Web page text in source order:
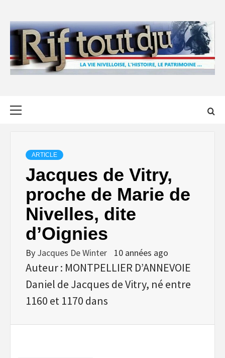
content
ARTICLE
Jacques de Vitry,
proche de Marie de
Nivelles, dite
d’Oignies
By Jacques De Winter 10 années ago
Auteur : MONTPELLIER D’ANNEVOIE
Daniel de Jacques de Vitry, né entre
1160 et 1170 dans